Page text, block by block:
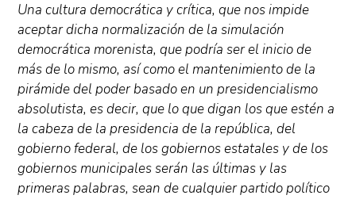
Una cultura democrática y crítica, que nos impide
aceptar dicha normalización de la simulación
democrática morenista, que podría ser el inicio de
más de lo mismo, así como el mantenimiento de la
pirámide del poder basado en un presidencialismo
absolutista, es decir, que lo que digan los que estén a
la cabeza de la presidencia de la república, del
gobierno federal, de los gobiernos estatales y de los
gobiernos municipales serán las últimas y las
primeras palabras, sean de cualquier partido político